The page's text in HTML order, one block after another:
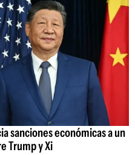
sanciones económicas a un
Trump y Xi